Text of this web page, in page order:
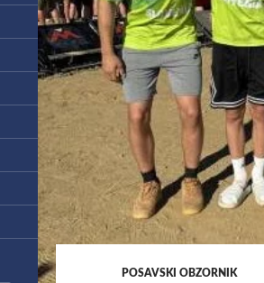
POSAVSKI OBZORNIK